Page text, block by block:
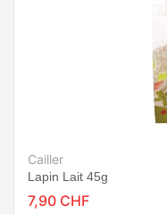
Cailler
Lapin Lait 45g
7,90 CHF